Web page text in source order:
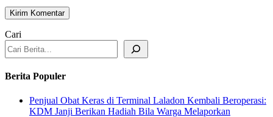
Cari
Berita Populer
Penjual Obat Keras di Terminal Laladon Kembali Beroperasi:
KDM Janji Berikan Hadiah Bila Warga Melaporkan